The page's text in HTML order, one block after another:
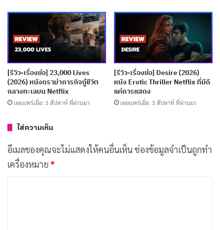
ภรรยาของเขา และลูกสาวทารกที่ป่วยเรื้อรังแต่ไม่สามารถ
เข้ารับการรักษาได้เพราะค่ารักษาพยาบาลแพงเกินไปและ
ต้องรอคิวยาวเหยียด Sheila ทำงานหนักในสถานที่ที่ดู
เหมือนจะเป็นซ่องหรือคลับเปลื้องผ้า และกำลังพิจารณาที่
จะทำ “งานพิเศษ” ให้กับลูกค้าชายเพื่อหา “ทิป” เธอ
ต้องหาเงินมากกว่าเดิมสองเท่าเพราะสามีของเธอตกงาน
อีกครั้ง Ben ถูกไล่ออกจากงานหลายครั้งเพราะความดื้อรั้น
Ben ไม่ใช่อาชญากร แม้ว่าเขากำลังจะถูกใส่ร้ายให้กลาย
เป็นคนหนึ่ง เขาเป็นผู้ชายดีๆ ที่มีหลักการชัดเจนและจะ
ระเบิดความโกรธเมื่อเห็นคนอื่นถูกกลั่นแกล้ง เพราะสิ่งที่
[รีวิว-เรื่องย่อ] 23,000 Lives
(2026) หนังดราม่าภารกิจกู้ชีวิต
กลางทะเลบน Netflix
เผยแพร่เมื่อ: 3 สัปดาห์ ที่ผ่านมา
[รีวิว-เรื่องย่อ] Desire (2026)
หนัง Erotic Thriller Netflix ที่มีดี
แค่การแสดง
เผยแพร่เมื่อ: 3 สัปดาห์ ที่ผ่านมา
ใส่ความเห็น
อีเมลของคุณจะไม่แสดงให้คนอื่นเห็นช่องข้อมูลจำเป็นถูกทำ
เครื่องหมาย *